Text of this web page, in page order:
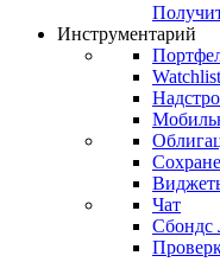
Инструментарий
Watchlist
Чат
Сбондс